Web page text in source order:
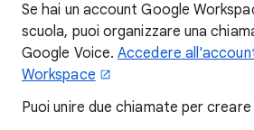
Se hai un account Google
scuola, puoi organizzare una
Google Voice.Accedere
Workspace
Puoi unire due chiamate per